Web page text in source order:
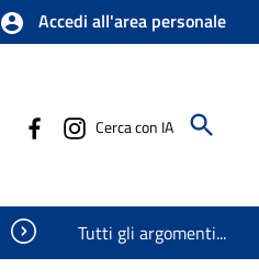
Accedi all'area personale
Cerca con IA
Visualizza oggetti nascosti
Tutti gli argomenti...